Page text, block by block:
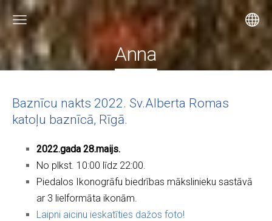
Anna
Baznīcu nakts 2022. Sv.Alberta Romas
katoļu baznīcā, Rīgā.
2022.gada 28.maijs.
No plkst. 10:00 līdz 22:00.
Piedalos Ikonogrāfu biedrības mākslinieku sastāvā
ar 3 lielformāta ikonām.
Laipni aicinu ieskatīties dažos foto!